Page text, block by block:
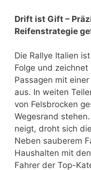
Drift ist Gift –
Reifenstrategie
Die Rallye Italien
Folge und
Passagen mit
aus. In weiten
von Felsbrocken
Wegesrand
neigt, droht sich
Neben sauberem
Haushalten mit
Fahrer der Top-